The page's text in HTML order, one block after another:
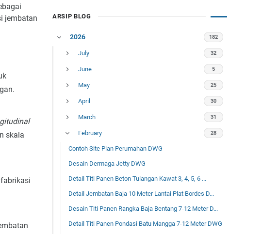
jembatan
skala
ARSIP BLOG
2026 182
July 32
June 5
May 25
April 30
March 31
February 28
Contoh Site Plan Perumahan DWG
Desain Dermaga Jetty DWG
Detail Titi Panen Beton Tulangan Kawat 3, 4, 5, 6 ...
Detail Jembatan Baja 10 Meter Lantai Plat Bordes D...
Desain Titi Panen Rangka Baja Bentang 7-12 Meter D...
Detail Titi Panen Pondasi Batu Mangga 7-12 Meter DWG